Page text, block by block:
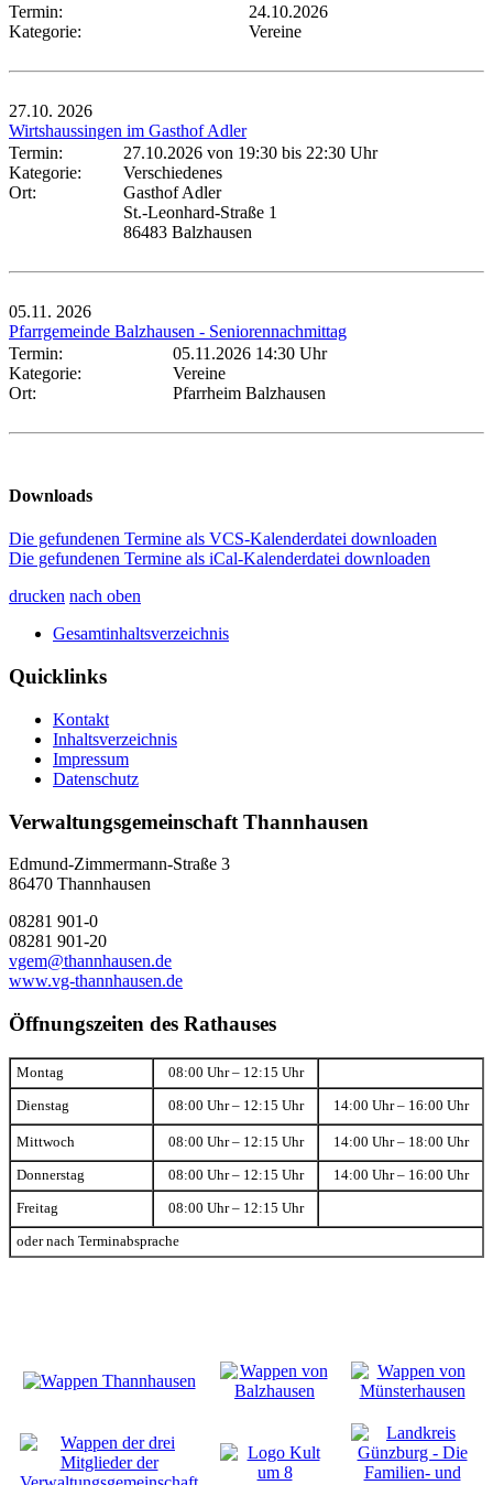
Termin:
24.10.2026
Kategorie:
Vereine
27.10. 2026
Wirtshaussingen im Gasthof Adler
Termin:
27.10.2026 von 19:30 bis 22:30 Uhr
Kategorie:
Verschiedenes
Ort:
Gasthof Adler
St.-Leonhard-Straße 1
86483 Balzhausen
05.11. 2026
Pfarrgemeinde Balzhausen - Seniorennachmittag
Termin:
05.11.2026 14:30 Uhr
Kategorie:
Vereine
Ort:
Pfarrheim Balzhausen
Downloads
Die gefundenen Termine als VCS-Kalenderdatei downloaden
Die gefundenen Termine als iCal-Kalenderdatei downloaden
drucken nach oben
Gesamtinhaltsverzeichnis
Quicklinks
Kontakt
Inhaltsverzeichnis
Impressum
Datenschutz
Verwaltungsgemeinschaft Thannhausen
Edmund-Zimmermann-Straße 3
86470 Thannhausen
08281 901-0
08281 901-20
vgem@thannhausen.de
www.vg-thannhausen.de
Öffnungszeiten des Rathauses
Montag 08:00 Uhr – 12:15 Uhr
Dienstag 08:00 Uhr – 12:15 Uhr 14:00 Uhr – 16:00 Uhr
Mittwoch 08:00 Uhr – 12:15 Uhr 14:00 Uhr – 18:00 Uhr
Donnerstag 08:00 Uhr – 12:15 Uhr 14:00 Uhr – 16:00 Uhr
Freitag 08:00 Uhr – 12:15 Uhr
oder nach Terminabsprache